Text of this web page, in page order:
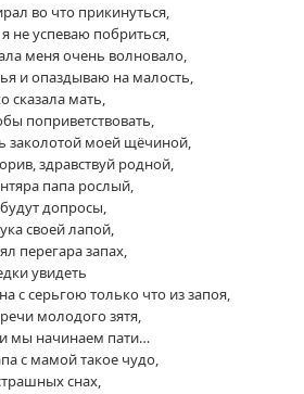
во что прикинуться,
не успеваю побриться,
меня очень волновало,
и опаздываю на малость,
сказала мать,
поприветствовать,
заколотой моей щёчиной,
здравствуй родной,
папа рослый,
допросы,
своей лапой,
перегара запах,
увидеть
с серьгою только что из запоя,
молодого зятя,
мы начинаем пати…
с мамой такое чудо,
снах,